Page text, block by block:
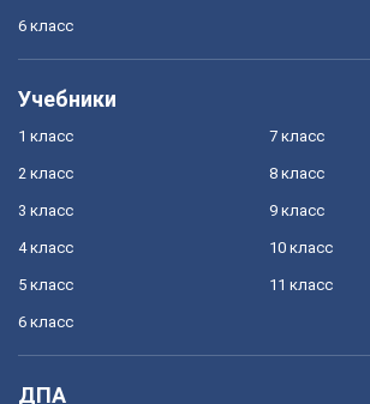
6 класс
Учебники
1 класс
2 класс
3 класс
4 класс
5 класс
6 класс
7 класс
8 класс
9 класс
10 класс
11 класс
ДПА